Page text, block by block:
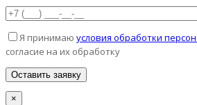
Я принимаю условия обработки
согласие на их обработку
×